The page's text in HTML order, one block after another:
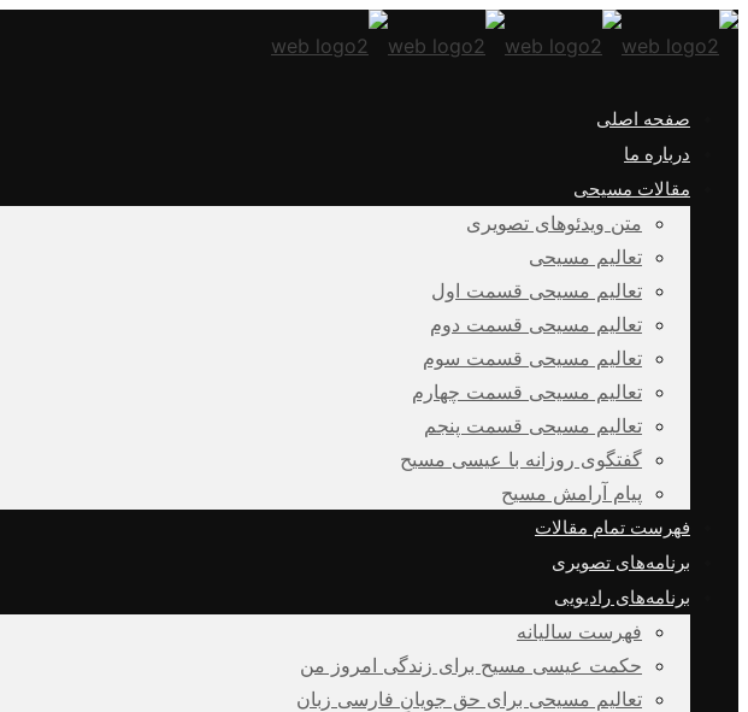
صفحه اصلی
درباره ما
مقالات مسیحی
متن ویدئوهای تصویری
تعالیم مسیحی
تعالیم مسیحی قسمت اول
تعالیم مسیحی قسمت دوم
تعالیم مسیحی قسمت سوم
تعالیم مسیحی قسمت چهارم
تعالیم مسیحی قسمت پنجم
گفتگوی روزانه با عیسی مسیح
پیام آرامش مسیح
فهرست تمام مقالات
برنامه‌های تصویری
برنامه‌های رادیویی
فهرست سالیانه
حکمت عیسی مسیح برای زندگی امروز من
تعالیمِ مسیحی برای حق جویانِ فارسی زبان